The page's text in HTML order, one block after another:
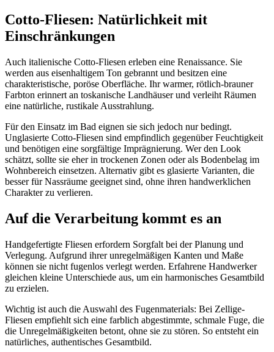
Cotto-Fliesen: Natürlichkeit mit
Einschränkungen
Auch italienische Cotto-Fliesen erleben eine Renaissance. Sie
werden aus eisenhaltigem Ton gebrannt und besitzen eine
charakteristische, poröse Oberfläche. Ihr warmer, rötlich-brauner
Farbton erinnert an toskanische Landhäuser und verleiht Räumen
eine natürliche, rustikale Ausstrahlung.
Für den Einsatz im Bad eignen sie sich jedoch nur bedingt.
Unglasierte Cotto-Fliesen sind empfindlich gegenüber Feuchtigkeit
und benötigen eine sorgfältige Imprägnierung. Wer den Look
schätzt, sollte sie eher in trockenen Zonen oder als Bodenbelag im
Wohnbereich einsetzen. Alternativ gibt es glasierte Varianten, die
besser für Nassräume geeignet sind, ohne ihren handwerklichen
Charakter zu verlieren.
Auf die Verarbeitung kommt es an
Handgefertigte Fliesen erfordern Sorgfalt bei der Planung und
Verlegung. Aufgrund ihrer unregelmäßigen Kanten und Maße
können sie nicht fugenlos verlegt werden. Erfahrene Handwerker
gleichen kleine Unterschiede aus, um ein harmonisches Gesamtbild
zu erzielen.
Wichtig ist auch die Auswahl des Fugenmaterials: Bei Zellige-
Fliesen empfiehlt sich eine farblich abgestimmte, schmale Fuge, die
die Unregelmäßigkeiten betont, ohne sie zu stören. So entsteht ein
natürliches, authentisches Gesamtbild.